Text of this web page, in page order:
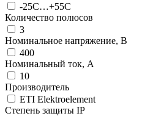
-25C…+55C
Количество полюсов
3
Номинальное напряжение, В
400
Номинальный ток, А
10
Производитель
ETI Elektroelement
Степень защиты IP